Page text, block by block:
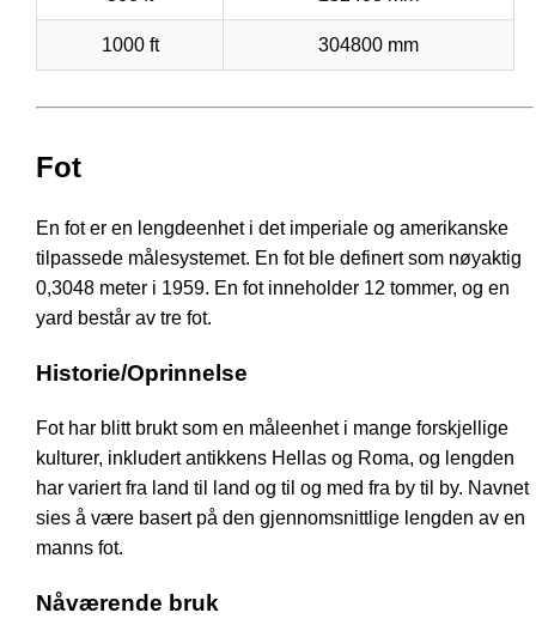
1000 ft 304800 mm
Fot
En fot er en lengdeenhet i det imperiale og amerikanske
tilpassede målesystemet. En fot ble definert som nøyaktig
0,3048 meter i 1959. En fot inneholder 12 tommer, og en
yard består av tre fot.
Historie/Oprinnelse
Fot har blitt brukt som en måleenhet i mange forskjellige
kulturer, inkludert antikkens Hellas og Roma, og lengden
har variert fra land til land og til og med fra by til by. Navnet
sies å være basert på den gjennomsnittlige lengden av en
manns fot.
Nåværende bruk